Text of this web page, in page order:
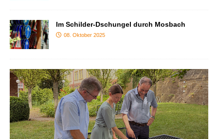
Im Schilder-Dschungel durch Mosbach
08. Oktober 2025